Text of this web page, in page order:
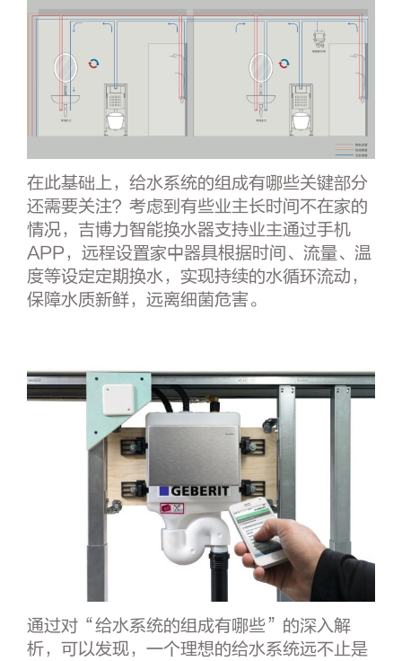
在此基础上，给水系统的组成有哪些关键部分
还需要关注？考虑到有些业主长时间不在家的
情况，吉博力智能换水器支持业主通过手机
APP，远程设置家中器具根据时间、流量、温
度等设定定期换水，实现持续的水循环流动，
保障水质新鲜，远离细菌危害。
通过对“给水系统的组成有哪些”的深入解
析，可以发现，一个理想的给水系统远不止是